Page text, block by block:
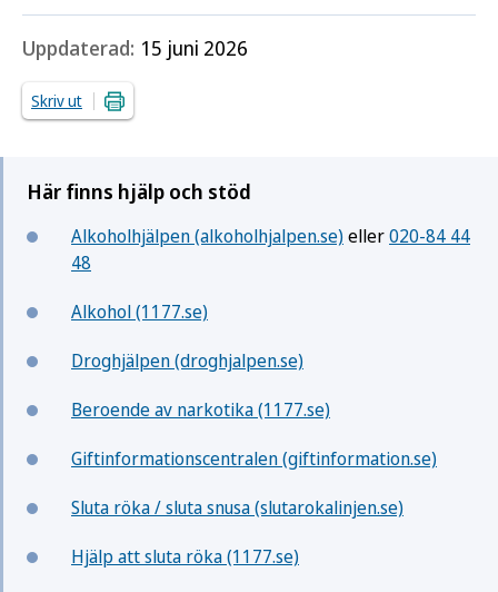
Uppdaterad: 15 juni 2026
Skriv ut
Här finns hjälp och stöd
Alkoholhjälpen (alkoholhjalpen.se) eller020-84 44
48
Alkohol (1177.se)
Droghjälpen (droghjalpen.se)
Beroende av narkotika (1177.se)
Giftinformationscentralen (giftinformation.se)
Sluta röka / sluta snusa (slutarokalinjen.se)
Hjälp att sluta röka (1177.se)